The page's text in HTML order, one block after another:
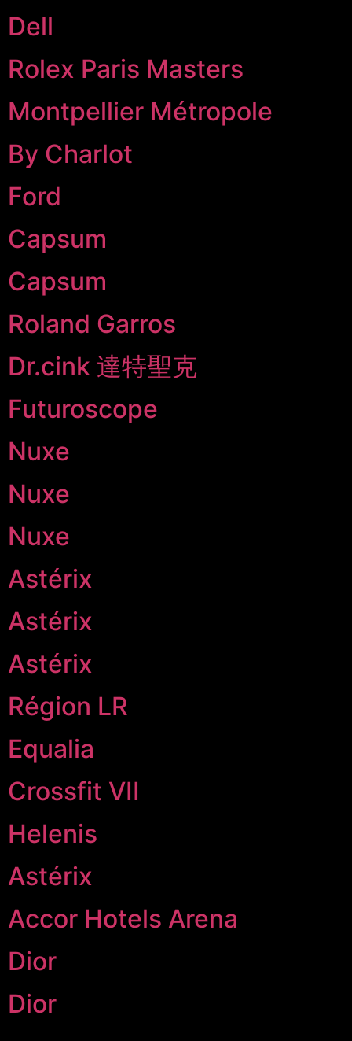
Dell
Rolex Paris Masters
Montpellier Métropole
By Charlot
Ford
Capsum
Capsum
Roland Garros
Dr.cink 達特聖克
Futuroscope
Nuxe
Nuxe
Nuxe
Astérix
Astérix
Astérix
Région LR
Equalia
Crossfit VII
Helenis
Astérix
Accor Hotels Arena
Dior
Dior